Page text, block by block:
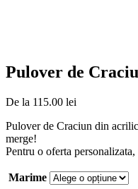
Pulover de
De la 115.00 lei
Pulover de Craciun din
merge!
Pentru o oferta
Marime